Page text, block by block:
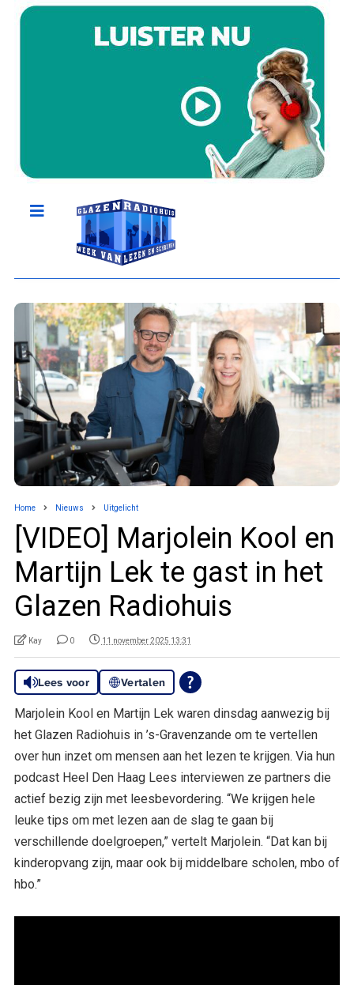
Home Nieuws Uitgelicht
[VIDEO] Marjolein Kool en
Martijn Lek te gast in het
Glazen Radiohuis
Kay 0 11 november 2025 13:31
Lees voor Vertalen
Marjolein Kool en Martijn Lek waren dinsdag aanwezig bij
het Glazen Radiohuis in ’s-Gravenzande om te vertellen
over hun inzet om mensen aan het lezen te krijgen. Via hun
podcast Heel Den Haag Lees interviewen ze partners die
actief bezig zijn met leesbevordering. “We krijgen hele
leuke tips om met lezen aan de slag te gaan bij
verschillende doelgroepen,” vertelt Marjolein. “Dat kan bij
kinderopvang zijn, maar ook bij middelbare scholen, mbo of
hbo.”